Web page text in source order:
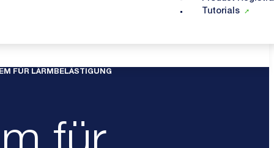
Tutorials
FÜR LÄRMBELÄSTIGUNG